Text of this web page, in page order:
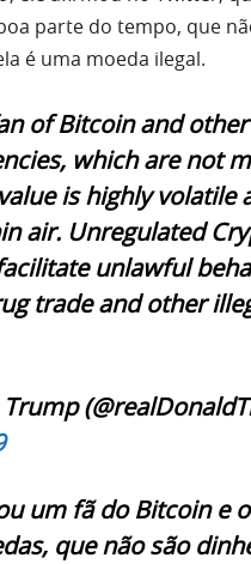
parte do tempo, que
é uma moeda ilegal.
of Bitcoin and other
which are not
is highly volatile
air. Unregulated
unlawful
trade and other
um fã do Bitcoin e
que não são